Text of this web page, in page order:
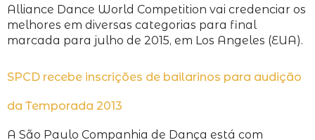
Alliance Dance World Competition vai credenciar os
melhores em diversas categorias para final
marcada para julho de 2015, em Los Angeles (EUA).
SPCD recebe inscrições de bailarinos para audição
da Temporada 2013
A São Paulo Companhia de Dança está com